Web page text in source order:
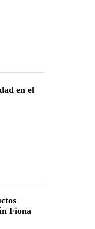
en el
Fiona